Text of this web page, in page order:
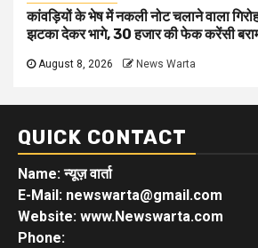
कांवड़ियों के भेष में नकली नोट चलाने वाला
झटका देकर भागे, 30 हजार की फेक करेंसी
August 8, 2026 News Warta
QUICK CONTACT
Name: न्यूज़ वार्ता
E-Mail: newswarta@gmail.com
Website: www.Newswarta.com
Phone: